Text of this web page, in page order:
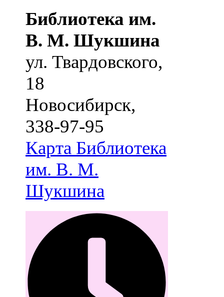
Библиотека им.
В. М. Шукшина
ул. Твардовского,
18
Новосибирск,
338-97-95
Карта Библиотека
им. В. М.
Шукшина